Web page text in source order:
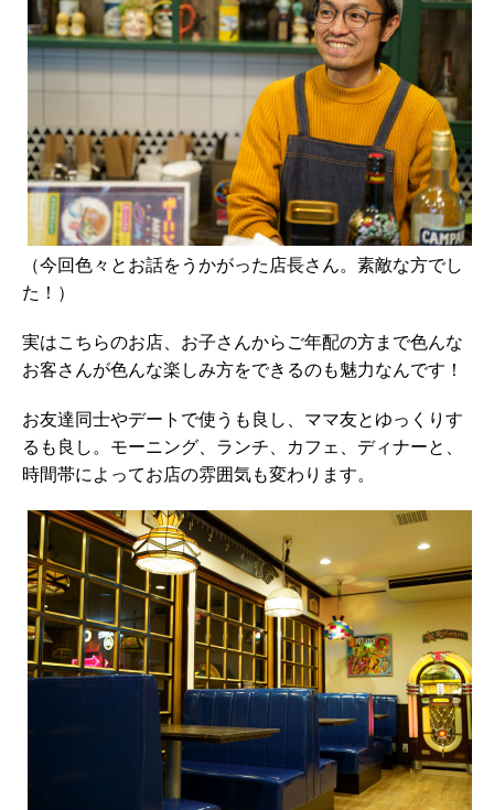
（今回色々とお話をうかがった店長さん。素敵な方でし
た！）
実はこちらのお店、お子さんからご年配の方まで色んな
お客さんが色んな楽しみ方をできるのも魅力なんです！
お友達同士やデートで使うも良し、ママ友とゆっくりす
るも良し。モーニング、ランチ、カフェ、ディナーと、
時間帯によってお店の雰囲気も変わります。